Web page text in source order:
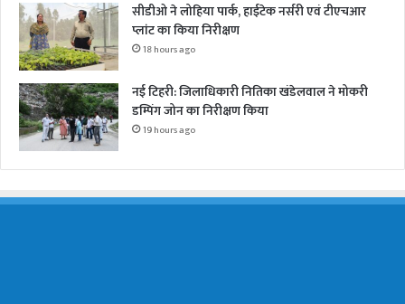
सीडीओ ने लोहिया पार्क, हाईटेक नर्सरी एवं टीएचआर
प्लांट का किया निरीक्षण
18 hours ago
नई टिहरी: जिलाधिकारी नितिका खंडेलवाल ने मोकरी
डम्पिंग जोन का निरीक्षण किया
19 hours ago